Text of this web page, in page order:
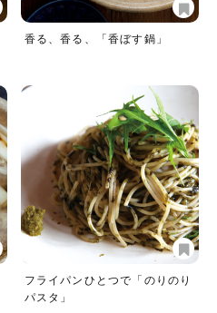
香る、香る、「香ぼす鍋」
フライパンひとつで「のりのり
パスタ」